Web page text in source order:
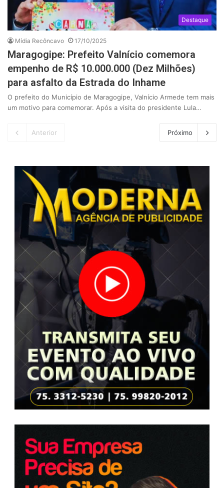
Destaque
Mídia Recôncavo 17/10/2025
Maragogipe: Prefeito Valnício comemora
empenho de R$ 10.000.000 (Dez Milhões)
para asfalto da Estrada do Inhame
O prefeito do Município de Maragogipe, Valnício Armede tem mais
um motivo para comemorar. Após a visita do presidente Lula…
Anterior Próximo